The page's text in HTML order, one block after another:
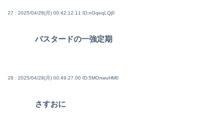
27 : 2025/04/28(月) 00:42:12.11 ID:nGqeqLQj0
バスタードの一強定期
28 : 2025/04/28(月) 00:49:27.00 ID:5MOnwuHM0
さすおに